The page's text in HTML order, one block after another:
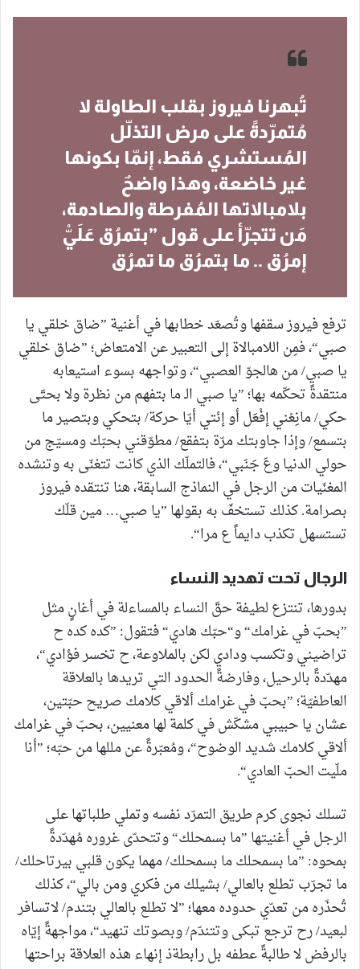
تُبهرنا فيروز بقلب الطاولة لا
مُتمرّدةً على مرض التذلّل
المُستشري فقط، إنمّا بكونها
غير خاضعة، وهذا واضحٌ
بلامبالاتها المُفرطة والصادمة،
مَن تتجرّأ على قول ”بتمرُق عَلَيّْ
إمرُق .. ما بتمرُق ما تمرُق
ترفع فيروز سقفها وتُصعّد خطابها في أغنية ”ضاق خلقي يا
صبي“، فمِن اللامبالاة إلى التعبير عن الامتعاض؛ ”ضاق خلقي
يا صبي/ من هالجوّ العصبي“، وتواجهه بسوء استيعابه
منتقدةً تحكّمه بها؛ ”يا صبي الـ ما بتفهم من نظرة ولا بحتّى
حكي/ مانِعْني إفْعَل أو إئتي أيّا حركة/ بتحكي وبتصير ما
بتسمع/ وإذا جاوبتك مرّة بتفقع/ مطوّقني بحبّك ومسيّج من
حولي الدنيا وعَ جَنَبي“، فالتملّك الذي كانت تتغنّى به وتنشده
المغنّيات من الرجل في النماذج السابقة، هنا تنتقده فيروز
بصرامة. كذلك تستخفّ به بقولها ”يا صبي… مين قلّك
تستسهل تكذب دايماً ع مرا“.
الرجال تحت تهديد النساء
بدورها، تنتزع لطيفة حقّ النساء بالمساءلة في أغانٍ مثل
”بحبّ في غرامك“ و“حبّك هادي“ فتقول: ”كده كده ح
تراضيني وتكسب ودادي لكن بالملاوعة، ح تخسر فؤادي“،
مهدّدةً بالرحيل، وفارضةً الحدود التي تريدها بالعلاقة
العاطفيّة؛ ”بحبّ في غرامك ألاقي كلامك صريح حبّتين،
عشان يا حبيبي مشكّش في كلمة لها معنيين، بحبّ في غرامك
ألاقي كلامك شديد الوضوح“، ومُعبّرةً عن مللها من حبّه؛ ”أنا
ملّيت الحبّ العادي“.
تسلك نجوى كرم طريق التمرّد نفسه وتملي طلباتها على
الرجل في أغنيتها ”ما بسمحلك“ وتتحدّى غروره مُهدّدةً
بمحوه: ”ما بسمحلك ما بسمحلك/ مهما يكون قلبي بيرتاحلك/
ما تجرّب تطلع بالعالي/ بشيلك من فكري ومن بالي“، كذلك
تُحذّره من تعدّي حدوده معها؛ ”لا تطلع بالعالي بتندم/ لاتسافر
لبعيد/ رح ترجع تبكى وتتندّم/ وبصوتك تنهيد“، مواجهةً إيّاه
بالرفض لا طالبةً عطفه بل رابطةذ إنهاء هذه العلاقة براحتها